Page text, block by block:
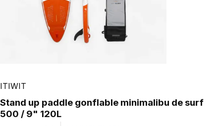
ITIWIT
Stand up paddle gonflable minimalibu de surf
500 / 9" 120L